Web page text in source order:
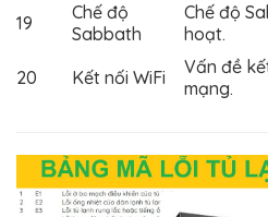
19
Chế độ
Sabbath
Chế độ
hoạt.
20
Kết nối WiFi
Vấn đề
mạng.